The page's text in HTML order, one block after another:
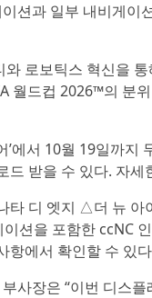
션과 일부 내비게이
로보틱스 혁신을
월드컵 2026™의 분
에서 10월 19일까
드 받을 수 있다. 자
타 디 엣지 △더 뉴
션을 포함한 ccNC
항에서 확인할 수 있
사장은 “이번 디스